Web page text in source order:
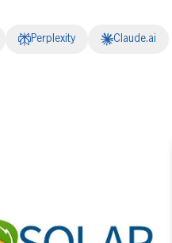
Perplexity Claude.ai